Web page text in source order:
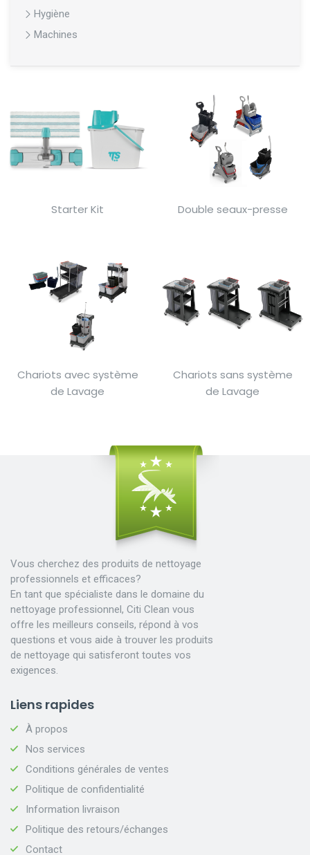
Hygiène
Machines
Starter Kit Double seaux-presse
Chariots avec système
de Lavage
Chariots sans système
de Lavage
Vous cherchez des produits de nettoyage
professionnels et efficaces?
En tant que spécialiste dans le domaine du
nettoyage professionnel, Citi Clean vous
offre les meilleurs conseils, répond à vos
questions et vous aide à trouver les produits
de nettoyage qui satisferont toutes vos
exigences.
Liens rapides
À propos
Nos services
Conditions générales de ventes
Politique de confidentialité
Information livraison
Politique des retours/échanges
Contact